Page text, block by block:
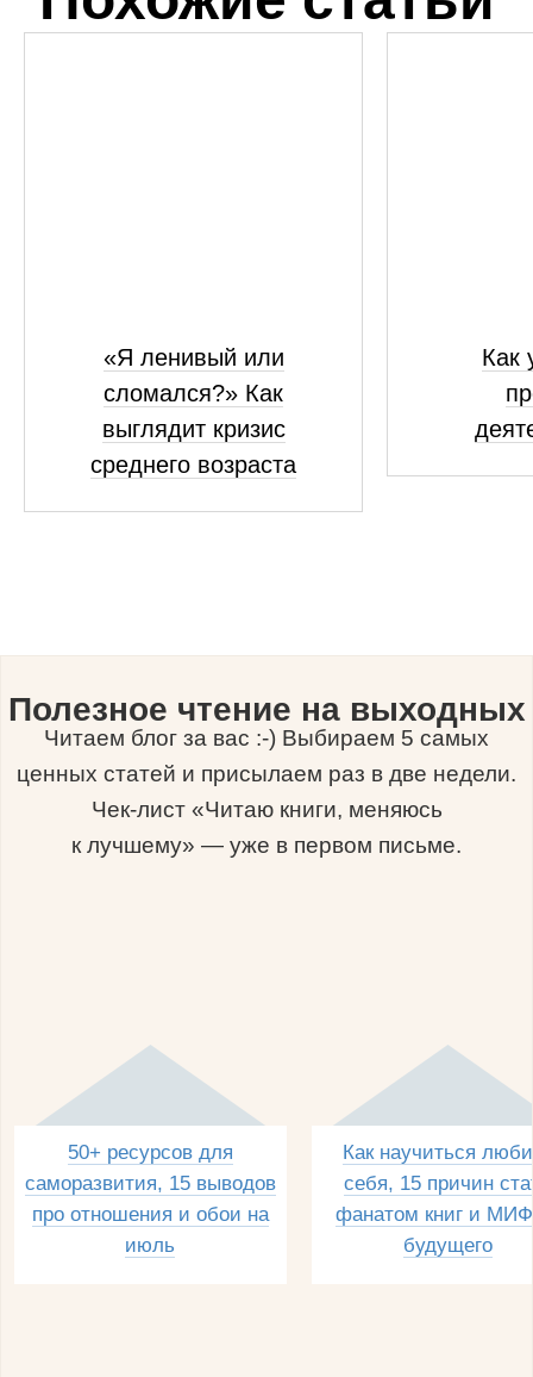
«Я ленивый или
сломался?» Как
выглядит кризис
среднего возраста
Как
Полезное чтение на выходных
Читаем блог за вас :-) Выбираем 5 самых
ценных статей и присылаем раз в две недели.
Чек-лист «Читаю книги, меняюсь
к лучшему» — уже в первом письме.
50+ ресурсов для
саморазвития, 15 выводов
про отношения и обои на
июль
Как научиться
себя, 15 причин
фанатом книг и
будущего